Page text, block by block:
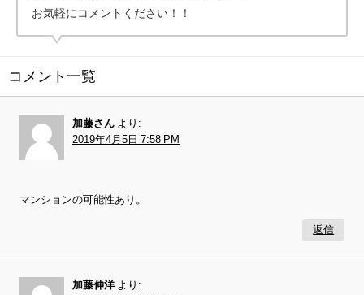
お気軽にコメントください！！
コメント一覧
加藤さん より:
2019年4月5日 7:58 PM
マンションの可能性あり。
返信
加藤伸洋 より: